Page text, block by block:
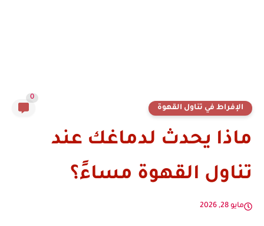
الإفراط في تناول القهوة
0
ماذا يحدث لدماغك عند
تناول القهوة مساءً؟
مايو 28, 2026